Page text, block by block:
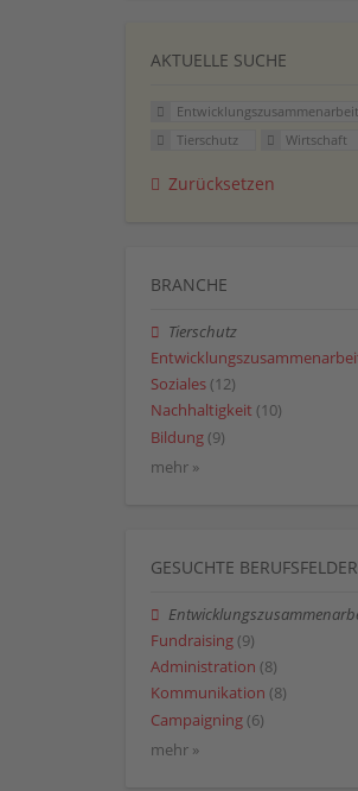
AKTUELLE SUCHE
Entwicklungszusammenarbeit
Tierschutz
Wirtschaft
Zurücksetzen
BRANCHE
Tierschutz
Soziales (12)
Nachhaltigkeit (10)
Bildung (9)
mehr »
GESUCHTE BERUFSFELDER
Fundraising (9)
Administration (8)
Kommunikation (8)
Campaigning (6)
mehr »